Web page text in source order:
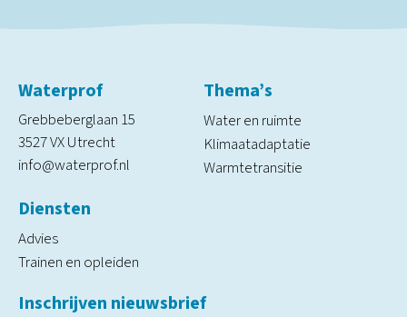
Waterprof
Grebbeberglaan 15
3527 VX Utrecht
info@waterprof.nl
Thema’s
Water en ruimte
Klimaatadaptatie
Warmtetransitie
Diensten
Advies
Trainen en opleiden
Inschrijven nieuwsbrief